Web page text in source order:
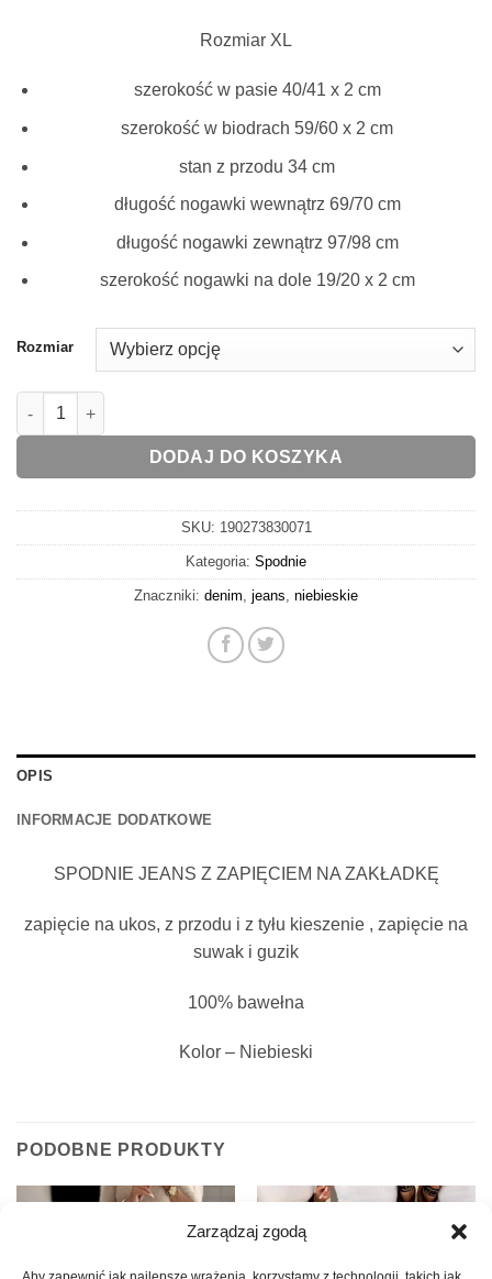
Zarządzaj zgodą
Rozmiar XL
szerokość w pasie 40/41 x 2 cm
szerokość w biodrach 59/60 x 2 cm
stan z przodu 34 cm
długość nogawki wewnątrz 69/70 cm
długość nogawki zewnątrz 97/98 cm
szerokość nogawki na dole 19/20 x 2 cm
Rozmiar
ilość SPODNIE JEANS Z ZAPIĘCIEM NA ZAKŁADKĘ
DODAJ DO KOSZYKA
SKU: 190273830071
Kategoria: Spodnie
Znaczniki: denim, jeans, niebieskie
OPIS
INFORMACJE DODATKOWE
SPODNIE JEANS Z ZAPIĘCIEM NA ZAKŁADKĘ
zapięcie na ukos, z przodu i z tyłu kieszenie , zapięcie na
suwak i guzik
100% bawełna
Kolor – Niebieski
PODOBNE PRODUKTY